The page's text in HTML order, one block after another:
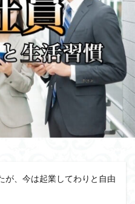
が、今は起業してわりと自由